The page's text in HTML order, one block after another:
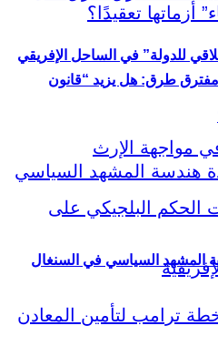
للدولة” في الساحل الإفريقي
مفترق طرق: هل يزيد “قانون
المشهد السياسي في السنغال